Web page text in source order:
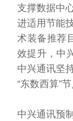
支撑数据中
进适用节能
术装备推荐
效提升，中
中兴通讯坚
“东数西算”
中兴通讯预